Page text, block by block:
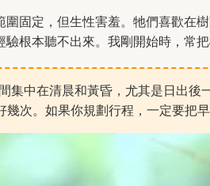
固定，但生性害羞。牠們喜歡在
驗根本聽不出來。我剛開始時，常
集中在清晨和黃昏，尤其是日出後
次。如果你規劃行程，一定要把早